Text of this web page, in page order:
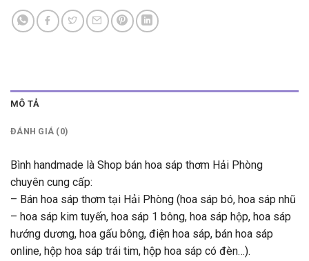
MÔ TẢ
ĐÁNH GIÁ (0)
Bình handmade là Shop bán hoa sáp thơm Hải Phòng
chuyên cung cấp:
– Bán hoa sáp thơm tại Hải Phòng (hoa sáp bó, hoa sáp nhũ
– hoa sáp kim tuyến, hoa sáp 1 bông, hoa sáp hộp, hoa sáp
hướng dương, hoa gấu bông, điện hoa sáp, bán hoa sáp
online, hộp hoa sáp trái tim, hộp hoa sáp có đèn…).